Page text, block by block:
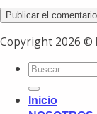
Copyright 2026 ©
Inicio